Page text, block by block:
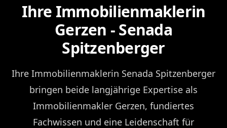
Ihre Immobilienmaklerin
Gerzen - Senada
Spitzenberger
Ihre Immobilienmaklerin Senada Spitzenberger
bringen beide langjährige Expertise als
Immobilienmakler Gerzen, fundiertes
Fachwissen und eine Leidenschaft für